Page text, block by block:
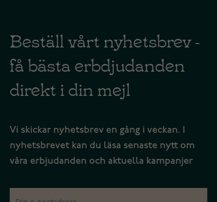
Beställ vårt nyhetsbrev -
få bästa erbdjudanden
direkt i din mejl
Vi skickar nyhetsbrev en gång i veckan. I
nyhetsbrevet kan du läsa senaste nytt om
våra erbjudanden och aktuella kampanjer